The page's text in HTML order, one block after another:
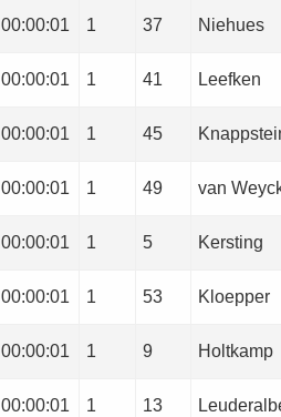
00:00:01 1 37 Niehues
00:00:01 1 41 Leefken
00:00:01 1 45
00:00:01 1 49 van
00:00:01 1 5 Kersting
00:00:01 1 53 Kloepper
00:00:01 1 9 Holtkamp
00:00:01 1 13